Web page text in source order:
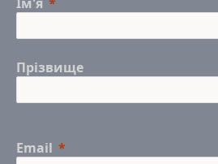
Прізвище
Email